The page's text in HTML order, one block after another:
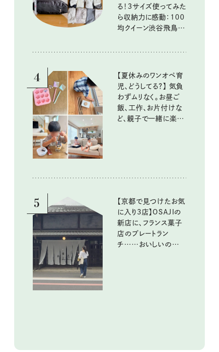
る！3サイズ使ってみた
ら収納力に感動：100
均クイーン渋谷飛鳥の
4
【夏休みのワンオペ育
児、どうしてる？】 気負
わずムリなく。お昼ご
飯、工作、お片付けな
ど、親子で一緒に楽し
5
【京都で見つけたお気
に入り3店】OSAJIの
新店に、フランス菓子
店のプレートラン
チ……おいしいのんび